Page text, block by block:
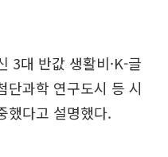
3대 반값 생활비·K-글
단과학 연구도시 등 시
했다고 설명했다.